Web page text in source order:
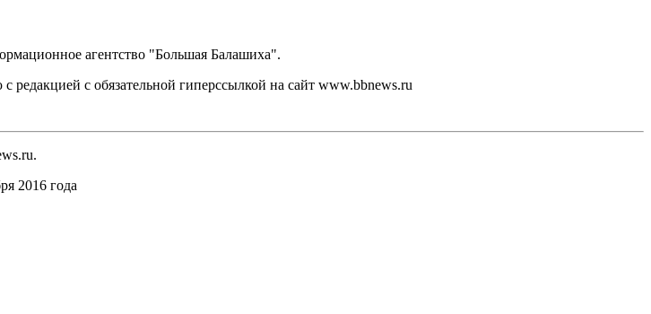
агентство "Большая Балашиха".
редакцией с обязательной гиперссылкой на сайт www.bbnews.ru
2016 года